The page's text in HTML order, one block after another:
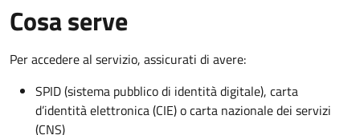
Cosa serve
Per accedere al servizio, assicurati di avere:
SPID (sistema pubblico di identità digitale), carta
d’identità elettronica (CIE) o carta nazionale dei servizi
(CNS)